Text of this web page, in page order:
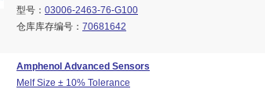
型号： 03006-2463-76-G100
仓库库存编号： 70681642
Amphenol Advanced Sensors
Melf Size ± 10% Tolerance